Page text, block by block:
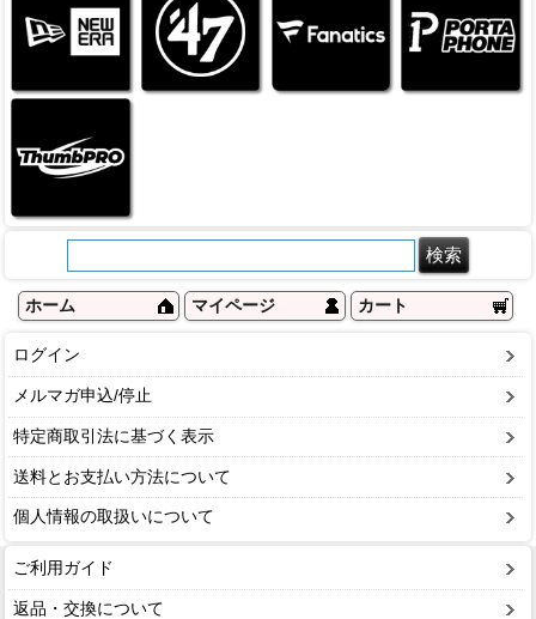
ホーム マイページ カート
ログイン
メルマガ申込/停止
特定商取引法に基づく表示
送料とお支払い方法について
個人情報の取扱いについて
ご利用ガイド
返品・交換について